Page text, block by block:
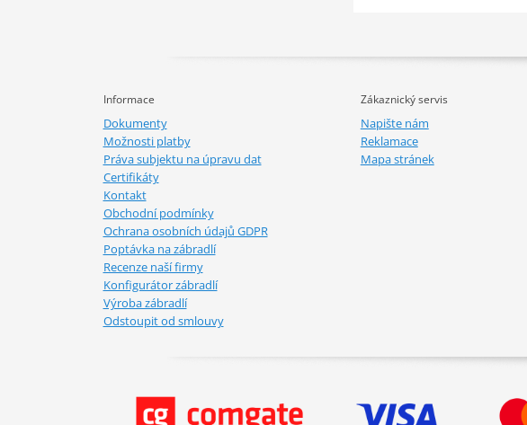
Informace
Dokumenty
Možnosti platby
Práva subjektu na úpravu dat
Certifikáty
Kontakt
Obchodní podmínky
Ochrana osobních údajů GDPR
Poptávka na zábradlí
Recenze naší firmy
Konfigurátor zábradlí
Výroba zábradlí
Odstoupit od smlouvy
Zákaznický servis
Napište nám
Reklamace
Mapa stránek